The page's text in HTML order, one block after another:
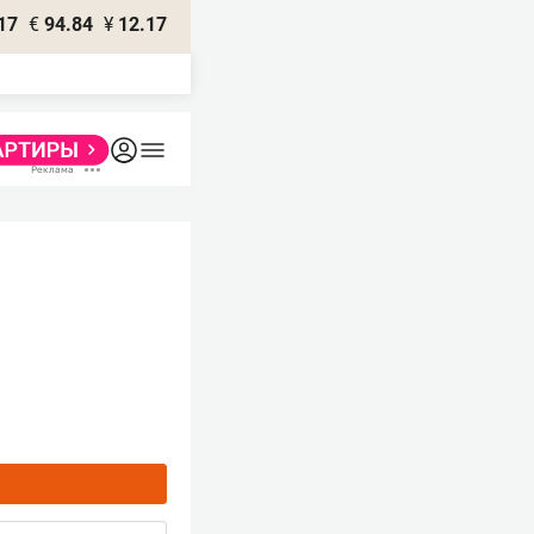
€ 94.84 ¥ 12.17